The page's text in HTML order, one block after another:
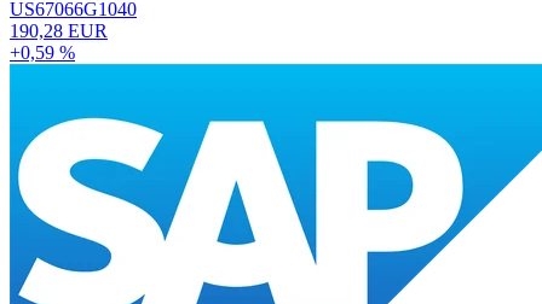
US67066G1040
190,28 EUR
+0,59 %